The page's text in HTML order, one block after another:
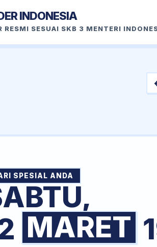
INDONESIA
RESMI SESUAI SKB 3 MENTERI
SPESIAL ANDA
MARET